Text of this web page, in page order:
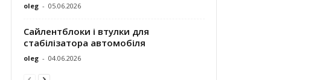
oleg - 05.06.2026
Сайлентблоки і втулки для
стабілізатора автомобіля
oleg - 04.06.2026